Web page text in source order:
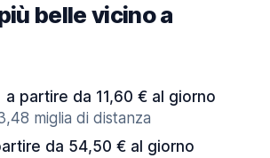
belle vicino a
a partire da 11,60 € al giorno
miglia di distanza
da 54,50 € al giorno